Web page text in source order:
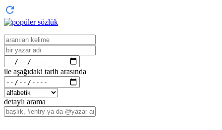
ile aşağıdaki tarih arasında
detaylı arama